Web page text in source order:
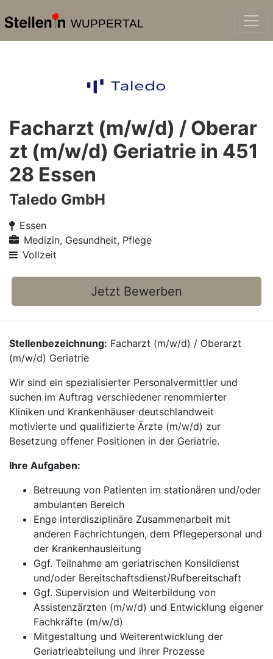
WUPPERTAL
Facharzt (m/w/d) / Oberar
zt (m/w/d) Geriatrie in 451
28 Essen
Taledo GmbH
Essen
Medizin, Gesundheit, Pflege
Vollzeit
Jetzt Bewerben
Stellenbezeichnung: Facharzt (m/w/d) / Oberarzt
(m/w/d) Geriatrie
Wir sind ein spezialisierter Personalvermittler und
suchen im Auftrag verschiedener renommierter
Kliniken und Krankenhäuser deutschlandweit
motivierte und qualifizierte Ärzte (m/w/d) zur
Besetzung offener Positionen in der Geriatrie.
Ihre Aufgaben:
Betreuung von Patienten im stationären und/oder
ambulanten Bereich
Enge interdisziplinäre Zusammenarbeit mit
anderen Fachrichtungen, dem Pflegepersonal und
der Krankenhausleitung
Ggf. Teilnahme am geriatrischen Konsildienst
und/oder Bereitschaftsdienst/Rufbereitschaft
Ggf. Supervision und Weiterbildung von
Assistenzärzten (m/w/d) und Entwicklung eigener
Fachkräfte (m/w/d)
Mitgestaltung und Weiterentwicklung der
Geriatrieabteilung und ihrer Prozesse